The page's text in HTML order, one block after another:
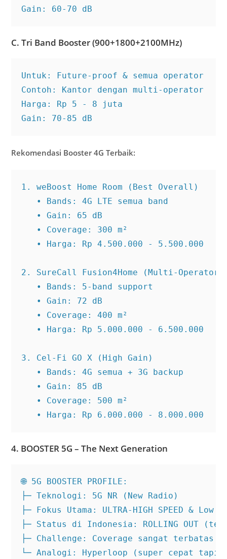
Gain: 60-70 dB
C. Tri Band Booster (900+1800+2100MHz)
Untuk: Future-proof & semua operator
Contoh: Kantor dengan multi-operator
Harga: Rp 5 - 8 juta
Gain: 70-85 dB
Rekomendasi Booster 4G Terbaik:
1. weBoost Home Room (Best Overall)
   • Bands: 4G LTE semua band
   • Gain: 65 dB
   • Coverage: 300 m²
   • Harga: Rp 4.500.000 - 5.500.000
2. SureCall Fusion4Home (Multi-Operator)
   • Bands: 5-band support
   • Gain: 72 dB
   • Coverage: 400 m²
   • Harga: Rp 5.000.000 - 6.500.000
3. Cel-Fi GO X (High Gain)
   • Bands: 4G semua + 3G backup
   • Gain: 85 dB
   • Coverage: 500 m²
   • Harga: Rp 6.000.000 - 8.000.000
4. BOOSTER 5G – The Next Generation
🌐 5G BOOSTER PROFILE:
├─ Teknologi: 5G NR (New Radio)
├─ Fokus Utama: ULTRA-HIGH SPEED & Low
├─ Status di Indonesia: ROLLING OUT
├─ Challenge: Coverage sangat terbatas
└─ Analogi: Hyperloop (super cepat